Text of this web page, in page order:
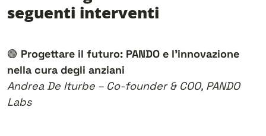
seguenti interventi
🟢 Progettare il futuro: PANDO e l’innovazione
nella cura degli anziani
Andrea De Iturbe – Co-founder & COO, PANDO
Labs